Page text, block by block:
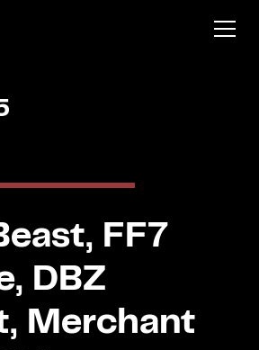
FF7
DBZ
Merchant